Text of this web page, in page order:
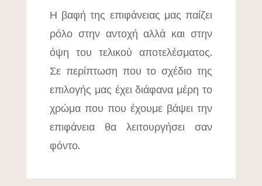
Η βαφή της επιφάνειας μας παίζει
ρόλο στην αντοχή αλλά και στην
όψη του τελικού αποτελέσματος.
Σε περίπτωση που το σχέδιο της
επιλογής μας έχει διάφανα μέρη το
χρώμα που που έχουμε βάψει την
επιφάνεια θα λειτουργήσει σαν
φόντο.